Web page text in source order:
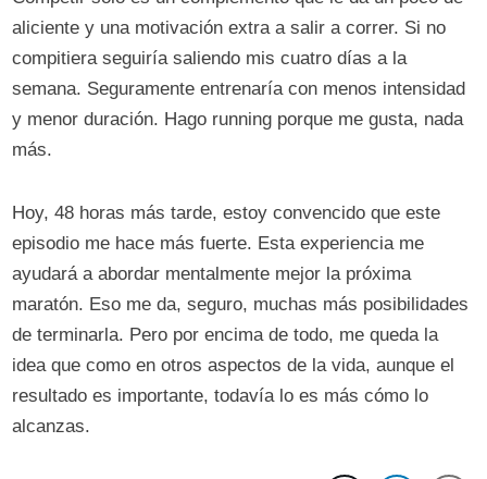
aliciente y una motivación extra a salir a correr. Si no
compitiera seguiría saliendo mis cuatro días a la
semana. Seguramente entrenaría con menos intensidad
y menor duración. Hago running porque me gusta, nada
más.
Hoy, 48 horas más tarde, estoy convencido que este
episodio me hace más fuerte. Esta experiencia me
ayudará a abordar mentalmente mejor la próxima
maratón. Eso me da, seguro, muchas más posibilidades
de terminarla. Pero por encima de todo, me queda la
idea que como en otros aspectos de la vida, aunque el
resultado es importante, todavía lo es más cómo lo
alcanzas.